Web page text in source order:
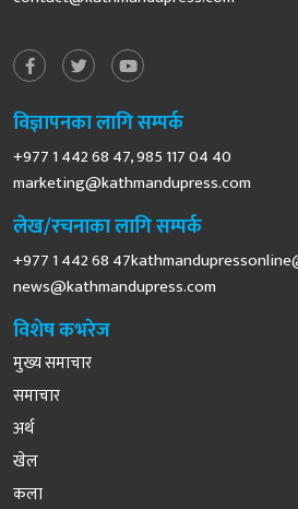
विज्ञापनका लागि सम्पर्क
+977 1 442 68 47, 985 117 04 40
marketing@kathmandupress.com
लेख/रचनाका लागि सम्पर्क
+977 1 442 68
news@kathmandupress.com
विशेष कभरेज
मुख्य समाचार
समाचार
अर्थ
खेल
कला